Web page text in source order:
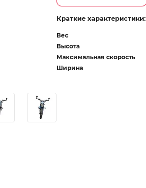
Краткие характеристики:
Вес
Высота
Максимальная скорость
Ширина